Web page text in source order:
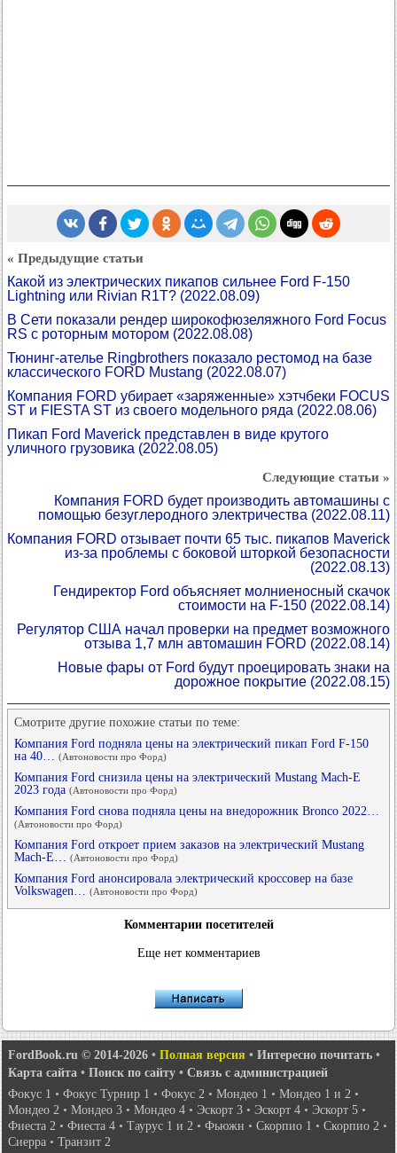
« Предыдущие статьи
Какой из электрических пикапов сильнее Ford F-150
Lightning или Rivian R1T? (2022.08.09)
В Сети показали рендер широкофюзеляжного Ford Focus
RS с роторным мотором (2022.08.08)
Тюнинг-ателье Ringbrothers показало рестомод на базе
классического FORD Mustang (2022.08.07)
Компания FORD убирает «заряженные» хэтчбеки FOCUS
ST и FIESTA ST из своего модельного ряда (2022.08.06)
Пикап Ford Maverick представлен в виде крутого
уличного грузовика (2022.08.05)
Следующие статьи »
Компания FORD будет производить автомашины с
помощью безуглеродного электричества (2022.08.11)
Компания FORD отзывает почти 65 тыс. пикапов Maverick
из-за проблемы с боковой шторкой безопасности
(2022.08.13)
Гендиректор Ford объясняет молниеносный скачок
стоимости на F-150 (2022.08.14)
Регулятор США начал проверки на предмет возможного
отзыва 1,7 млн автомашин FORD (2022.08.14)
Новые фары от Ford будут проецировать знаки на
дорожное покрытие (2022.08.15)
Смотрите другие похожие статьи по теме:
Компания Ford подняла цены на электрический пикап Ford F-150
на 40…
(Автоновости про Форд)
Компания Ford снизила цены на электрический Mustang Mach-E
2023 года (Автоновости про Форд)
Компания Ford снова подняла цены на внедорожник Bronco 2022…
(Автоновости про Форд)
Компания Ford откроет прием заказов на электрический Mustang
Mach-E…
(Автоновости про Форд)
Компания Ford анонсировала электрический кроссовер на базе
Volkswagen…
(Автоновости про Форд)
Комментарии посетителей
Еще нет комментариев
FordBook.ru © 2014-2026 • Полная версия • Интересно почитать •
Карта сайта • Поиск по сайту • Связь с администрацией
Фокус 1 • Фокус Турнир 1 • Фокус 2 • Мондео 1 • Мондео 1 и 2 •
Мондео 2 • Мондео 3 • Мондео 4 • Эскорт 3 • Эскорт 4 • Эскорт 5 •
Фиеста 2 • Фиеста 4 • Таурус 1 и 2 • Фьюжн • Скорпио 1 • Скорпио 2 •
Сиерра • Транзит 2